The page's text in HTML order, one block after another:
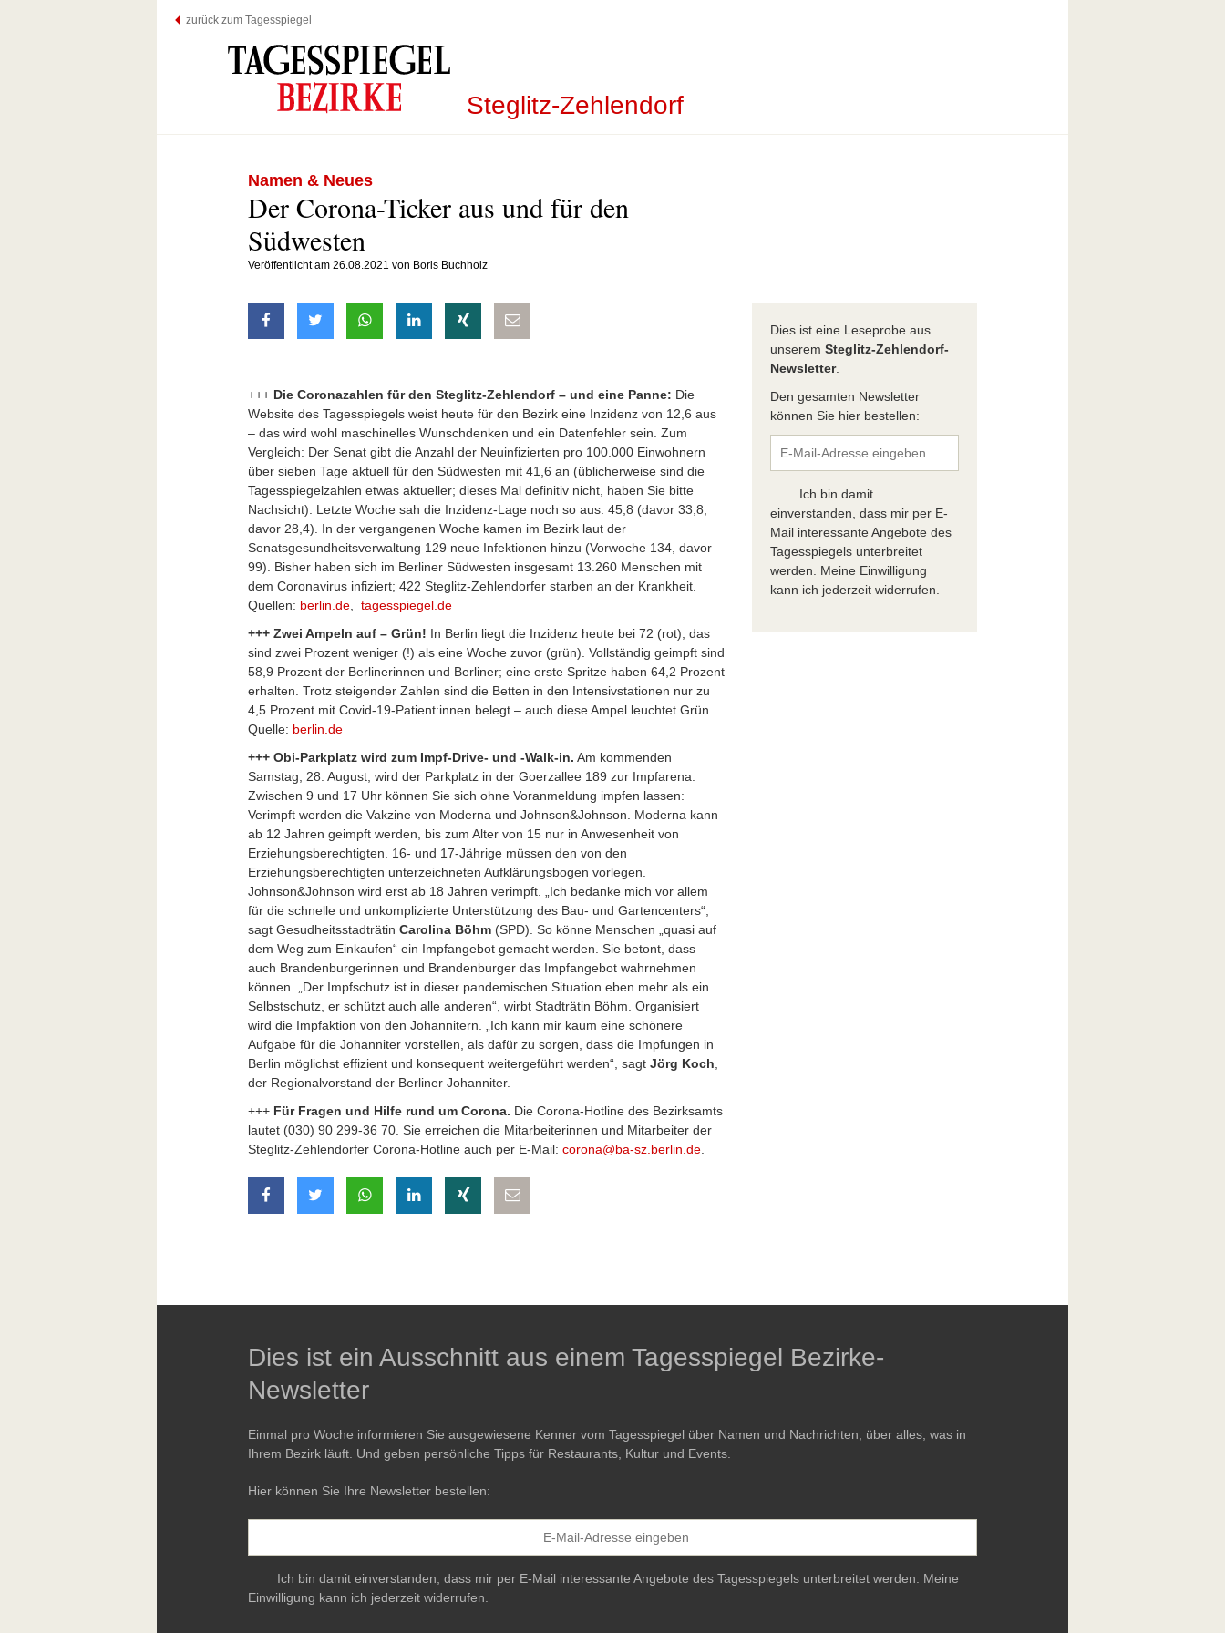
zurück zum Tagesspiegel
Steglitz-Zehlendorf
Namen & Neues
Der Corona-Ticker aus und für den
Südwesten
Veröffentlicht am 26.08.2021 von Boris Buchholz
auf Facebook teilen
auf Twitter teilen
mit Whatsapp teilen
auf LinkedIn teilen
auf Xing teilenper E-Mail teilen
+++ Die Coronazahlen für den Steglitz-Zehlendorf – und eine Panne: Die
Website des Tagesspiegels weist heute für den Bezirk eine Inzidenz von 12,6 aus
– das wird wohl maschinelles Wunschdenken und ein Datenfehler sein. Zum
Vergleich: Der Senat gibt die Anzahl der Neuinfizierten pro 100.000 Einwohnern
über sieben Tage aktuell für den Südwesten mit 41,6 an (üblicherweise sind die
Tagesspiegelzahlen etwas aktueller; dieses Mal definitiv nicht, haben Sie bitte
Nachsicht). Letzte Woche sah die Inzidenz-Lage noch so aus: 45,8 (davor 33,8,
davor 28,4). In der vergangenen Woche kamen im Bezirk laut der
Senatsgesundheitsverwaltung 129 neue Infektionen hinzu (Vorwoche 134, davor
99). Bisher haben sich im Berliner Südwesten insgesamt 13.260 Menschen mit
dem Coronavirus infiziert; 422 Steglitz-Zehlendorfer starben an der Krankheit.
Quellen: berlin.de
tagesspiegel.de
+++ Zwei Ampeln auf – Grün! In Berlin liegt die Inzidenz heute bei 72 (rot); das
sind zwei Prozent weniger (!) als eine Woche zuvor (grün). Vollständig geimpft sind
58,9 Prozent der Berlinerinnen und Berliner; eine erste Spritze haben 64,2 Prozent
erhalten. Trotz steigender Zahlen sind die Betten in den Intensivstationen nur zu
4,5 Prozent mit Covid-19-Patient:innen belegt – auch diese Ampel leuchtet Grün.
Quelle: berlin.de
+++ Obi-Parkplatz wird zum Impf-Drive- und -Walk-in. Am kommenden
Samstag, 28. August, wird der Parkplatz in der Goerzallee 189 zur Impfarena.
Zwischen 9 und 17 Uhr können Sie sich ohne Voranmeldung impfen lassen:
Verimpft werden die Vakzine von Moderna und Johnson&Johnson. Moderna kann
ab 12 Jahren geimpft werden, bis zum Alter von 15 nur in Anwesenheit von
Erziehungsberechtigten. 16- und 17-Jährige müssen den von den
Erziehungsberechtigten unterzeichneten Aufklärungsbogen vorlegen.
Johnson&Johnson wird erst ab 18 Jahren verimpft. „Ich bedanke mich vor allem
für die schnelle und unkomplizierte Unterstützung des Bau- und Gartencenters“,
sagt Gesudheitsstadträtin Carolina Böhm (SPD). So könne Menschen „quasi auf
dem Weg zum Einkaufen“ ein Impfangebot gemacht werden. Sie betont, dass
auch Brandenburgerinnen und Brandenburger das Impfangebot wahrnehmen
können. „Der Impfschutz ist in dieser pandemischen Situation eben mehr als ein
Selbstschutz, er schützt auch alle anderen“, wirbt Stadträtin Böhm. Organisiert
wird die Impfaktion von den Johannitern. „Ich kann mir kaum eine schönere
Aufgabe für die Johanniter vorstellen, als dafür zu sorgen, dass die Impfungen in
Berlin möglichst effizient und konsequent weitergeführt werden“, sagt Jörg Koch
der Regionalvorstand der Berliner Johanniter.
+++ Für Fragen und Hilfe rund um Corona. Die Corona-Hotline des Bezirksamts
lautet (030) 90 299-36 70. Sie erreichen die Mitarbeiterinnen und Mitarbeiter der
Steglitz-Zehlendorfer Corona-Hotline auch per E-Mail: corona@ba-sz.berlin.de
auf Facebook teilen
auf Twitter teilen
mit Whatsapp teilen
auf LinkedIn teilen
auf Xing teilenper E-Mail teilen
Dies ist eine Leseprobe aus
unseremSteglitz-Zehlendorf-
Newsletter.
Den gesamten Newsletter
können Sie hier bestellen:
Ich bin damit
einverstanden, dass mir per E-
Mail interessante Angebote des
Tagesspiegels unterbreitet
werden. Meine Einwilligung
kann ich jederzeit widerrufen.
Dies ist ein Ausschnitt aus einem Tagesspiegel Bezirke-
Newsletter
Einmal pro Woche informieren Sie ausgewiesene Kenner vom Tagesspiegel über Namen und Nachrichten, über alles, was in
Ihrem Bezirk läuft. Und geben persönliche Tipps für Restaurants, Kultur und Events.
Hier können Sie Ihre Newsletter bestellen:
Ich bin damit einverstanden, dass mir per E-Mail interessante Angebote des Tagesspiegels unterbreitet werden. Meine
Einwilligung kann ich jederzeit widerrufen.